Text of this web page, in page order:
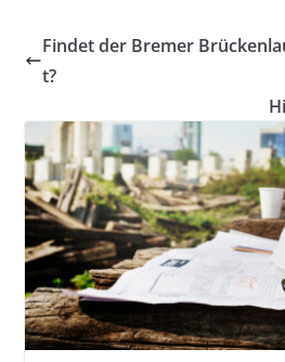
Findet der Bremer
t?